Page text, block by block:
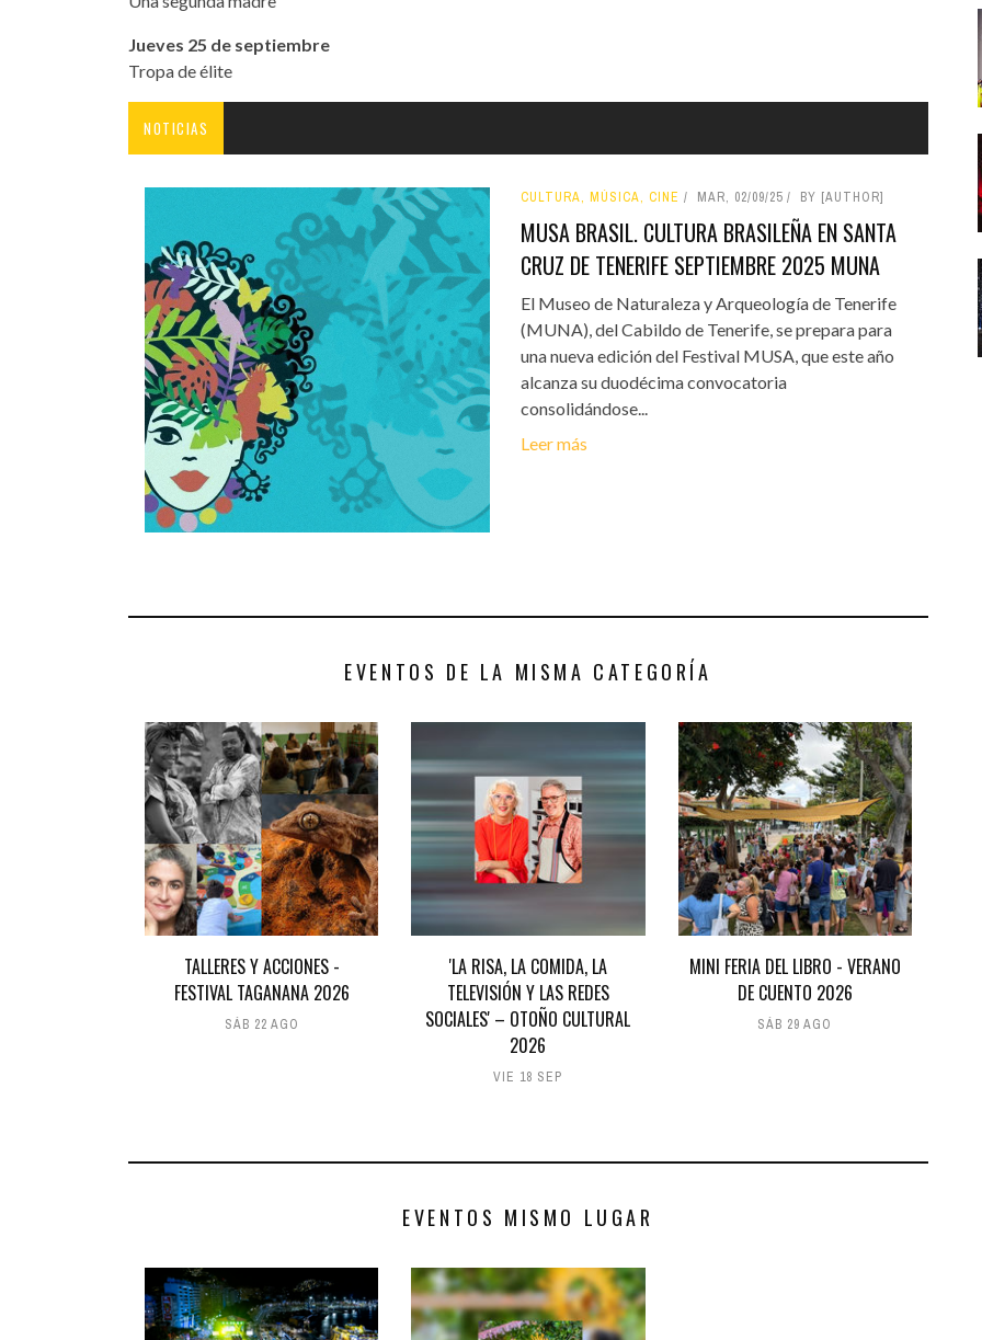
Jueves 25 de septiembre
Tropa de élite
NOTICIAS
CULTURA, MÚSICA, CINE MAR, 02/09/25 BY [AUTHOR]
MUSA BRASIL. CULTURA BRASILEÑA EN SANTA
CRUZ DE TENERIFE SEPTIEMBRE 2025 MUNA
El Museo de Naturaleza y Arqueología de Tenerife
(MUNA), del Cabildo de Tenerife, se prepara para
una nueva edición del Festival MUSA, que este año
alcanza su duodécima convocatoria
consolidándose...
Leer más
EVENTOS DE LA MISMA CATEGORÍA
TALLERES Y ACCIONES -
FESTIVAL TAGANANA 2026
SÁB 22 AGO
'LA RISA, LA COMIDA, LA
TELEVISIÓN Y LAS REDES
SOCIALES' – OTOÑO CULTURAL
2026
VIE 18 SEP
MINI FERIA DEL LIBRO - VERANO
DE CUENTO 2026
SÁB 29 AGO
EVENTOS MISMO LUGAR